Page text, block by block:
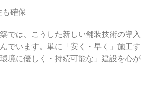
も確保
では、こうした新しい舗装技術の導入
でいます。単に「安く・早く」施工す
境に優しく・持続可能な」建設を心が